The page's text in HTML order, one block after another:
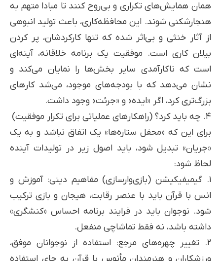
همان همایش‌های تکراری و بی‌روح کنند تا مبادا متهم به
هنجارشکنی شوند. این محافظه‌کاری، باعث تولید انبوهی
از آثار خنثی و بی‌اثر شده که تنها کارکردشان، پر کردن
بیلان کاری است. موفقیت یک برنامه خلاقانه، آینه‌ای
است که ناکارآمدی سایر بخش‌ها را نمایان می‌کند و
نشان می‌دهد که با بودجه‌های موجود، می‌شد کارهای
بزرگ‌تری کرد، اگر «ایده» و «جرئت» وجود داشت.
۴. چه باید کرد؟ (راهکارهای عملیاتی برای تکرار موفقیت)
برای این که «محفل ستاره‌ها» یک اتفاق نباشد و به یک
«جریان» تبدیل شود، باید اصول زیر در تولیدات آینده
لحاظ شود:
۱. گیمیفیکیشن (بازی‌وارسازی) مفاهیم دینی: آموزش و
انس با قرآن باید با عنصر رقابت، هیجان و بازی ترکیب
شود. نوجوان باید در فرایند برنامه احساس «کنشگری»
داشته باشد، نه فقط تماشاچی منفعل.
۲. تغییر چهره‌های مرجع: استفاده از نوجوانان موفق،